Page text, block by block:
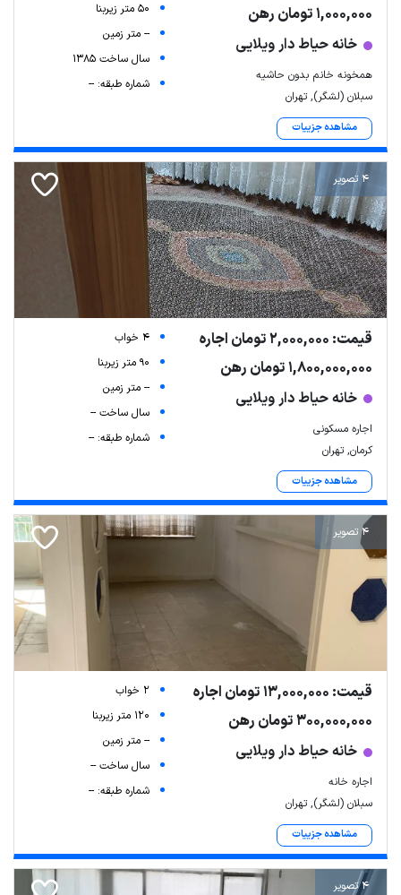
1,000,000 تومان رهن
خانه حیاط دار ویلایی
همخونه خانم بدون حاشیه
سبلان (لشگر), تهران
مشاهده جزییات
50 متر زیربنا
-- متر زمین
سال ساخت 1385
شماره طبقه: --
4 تصویر
قیمت: 2,000,000 تومان اجاره
1,800,000,000 تومان رهن
خانه حیاط دار ویلایی
اجاره مسکونی
کرمان, تهران
مشاهده جزییات
4 خواب
90 متر زیربنا
-- متر زمین
سال ساخت --
شماره طبقه: --
4 تصویر
قیمت: 13,000,000 تومان اجاره
300,000,000 تومان رهن
خانه حیاط دار ویلایی
اجاره خانه
سبلان (لشگر), تهران
مشاهده جزییات
2 خواب
120 متر زیربنا
-- متر زمین
سال ساخت --
شماره طبقه: --
4 تصویر